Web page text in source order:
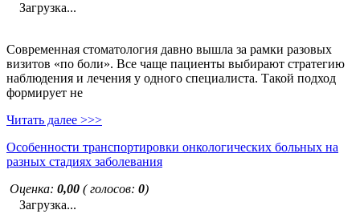
Загрузка...
Современная стоматология давно вышла за рамки разовых
визитов «по боли». Все чаще пациенты выбирают стратегию
наблюдения и лечения у одного специалиста. Такой подход
формирует не
Читать далее >>>
Особенности транспортировки онкологических больных на
разных стадиях заболевания
Оценка: 0,00 ( голосов: 0)
Загрузка...